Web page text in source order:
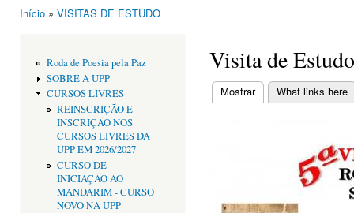
Início » VISITAS DE ESTUDO
Roda de Poesia pela Paz
SOBRE A UPP
CURSOS LIVRES
REINSCRIÇÃO E
INSCRIÇÃO NOS
CURSOS LIVRES DA
UPP EM 2026/2027
CURSO DE
INICIAÇÃO AO
MANDARIM - CURSO
NOVO NA UPP
Visita de
Separadores
Mostrar(separador ativo)
What links here